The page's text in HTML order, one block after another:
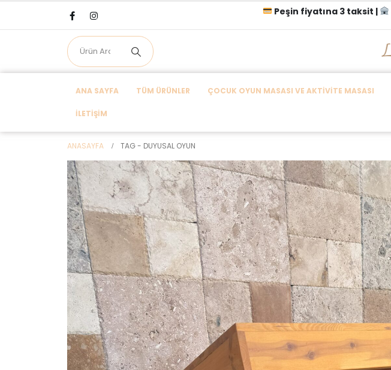
Peşin fiyatına 3 taksit |
ANA SAYFA TÜM ÜRÜNLER ÇOCUK OYUN MASASI VE AKTIVITE MASASI
İLETIŞIM
ANASAYFA TAG - DUYUSAL OYUN